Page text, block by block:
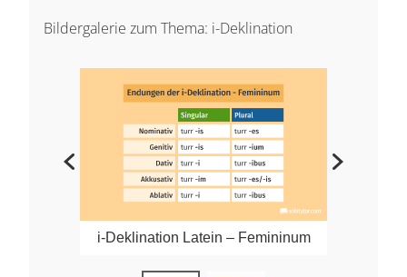
Bildergalerie zum Thema: i-Deklination
i-Deklination Latein – Femininum